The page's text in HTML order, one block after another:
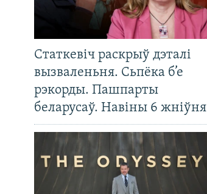
Статкевіч раскрыў дэталі
вызваленьня. Сьпёка б’е
рэкорды. Пашпарты
беларусаў. Навіны 6 жніўня